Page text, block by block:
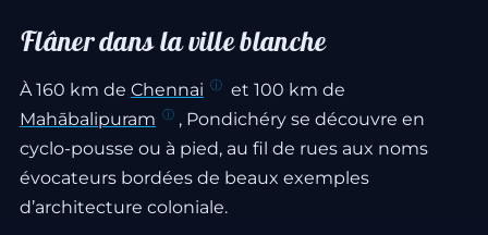
Flâner dans la ville blanche
À 160 km de Chennai
et 100 km de
Mahābalipuram
, Pondichéry se découvre en
cyclo-pousse ou à pied, au fil de rues aux noms
évocateurs bordées de beaux exemples
d’architecture coloniale.